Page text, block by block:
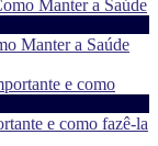
Manter a Saúde
e como fazê-la